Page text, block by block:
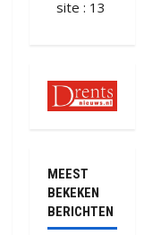
site : 13
MEEST
BEKEKEN
BERICHTEN